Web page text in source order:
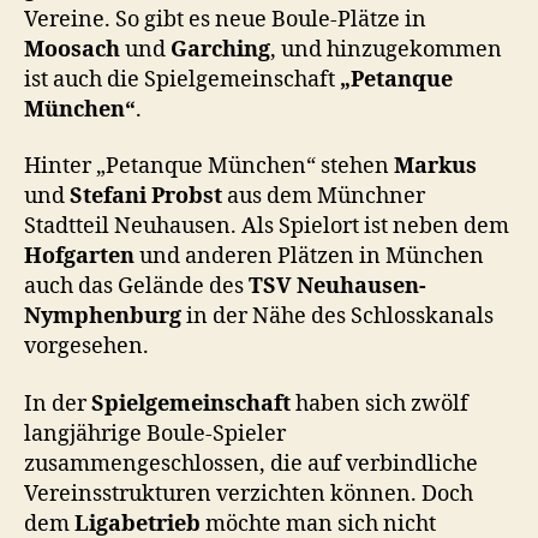
Vereine. So gibt es neue Boule-Plätze in
Moosachund Garching, und hinzugekommen
ist auch die Spielgemeinschaft „Petanque
München“.
Hinter „Petanque München“ stehenMarkus
undStefani Probst aus dem Münchner
Stadtteil Neuhausen. Als Spielort ist neben dem
Hofgartenund anderen Plätzen in München
auch das Gelände desTSV Neuhausen-
Nymphenburgin der Nähe des Schlosskanals
vorgesehen.
In derSpielgemeinschafthaben sich zwölf
langjährige Boule-Spieler
zusammengeschlossen, die auf verbindliche
Vereinsstrukturen verzichten können. Doch
demLigabetrieb möchte man sich nicht